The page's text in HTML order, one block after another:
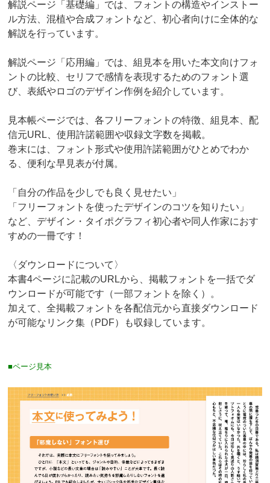
解説ページ「基礎編」では、フォントの構造やインストー
ル方法、混植や合成フォントなど、初心者向けに全体的な
解説を行っています。
解説ページ「応用編」では、組見本を用いた本文向けフォ
ントの比較、セリフで感情を表現するためのフォント選
び、表紙やロゴのデザイン作例を紹介しています。
見本帳ページでは、各フリーフォントの特徴、組見本、配
信元URL、使用許諾範囲や収録文字数を掲載。
巻末には、フォント形式や使用許諾範囲がひとめでわか
る、便利な早見表が付属。
「自分の作品を少しでも良く見せたい」
「フリーフォントを使ったデザインのコツを知りたい」
など、デザイン・タイポグラフィ初心者や同人作家におす
すめの一冊です！
〈ダウンロードについて〉
本書4ページに記載のURLから、掲載フォントを一括でダ
ウンロードが可能です（一部フォントを除く）。
加えて、全掲載フォントを各配信元から直接ダウンロード
が可能なリンク集（PDF）も収録しています。
■ページ見本